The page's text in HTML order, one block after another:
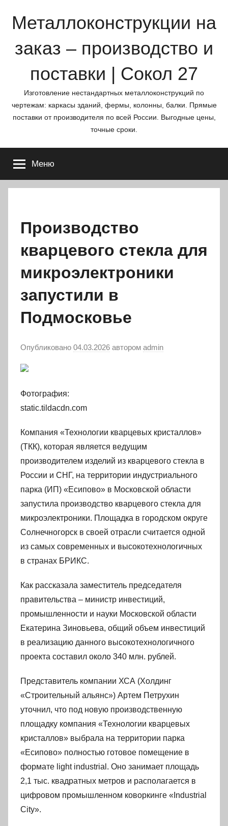
Металлоконструкции на
заказ – производство и
поставки | Сокол 27
Изготовление нестандартных металлоконструкций по
чертежам: каркасы зданий, фермы, колонны, балки. Прямые
поставки от производителя по всей России. Выгодные цены,
точные сроки.
Меню
Производство
кварцевого стекла для
микроэлектроники
запустили в
Подмосковье
Опубликовано 04.03.2026 автором admin
Фотография:
static.tildacdn.com
Компания «Технологии кварцевых кристаллов»
(ТКК), которая является ведущим
производителем изделий из кварцевого стекла в
России и СНГ, на территории индустриального
парка (ИП) «Есипово» в Московской области
запустила производство кварцевого стекла для
микроэлектроники. Площадка в городском округе
Солнечногорск в своей отрасли считается одной
из самых современных и высокотехнологичных
в странах БРИКС.
Как рассказала заместитель председателя
правительства – министр инвестиций,
промышленности и науки Московской области
Екатерина Зиновьева, общий объем инвестиций
в реализацию данного высокотехнологичного
проекта составил около 340 млн. рублей.
Представитель компании ХСА (Холдинг
«Строительный альянс») Артем Петрухин
уточнил, что под новую производственную
площадку компания «Технологии кварцевых
кристаллов» выбрала на территории парка
«Есипово» полностью готовое помещение в
формате light industrial. Оно занимает площадь
2,1 тыс. квадратных метров и располагается в
цифровом промышленном коворкинге «Industrial
City».